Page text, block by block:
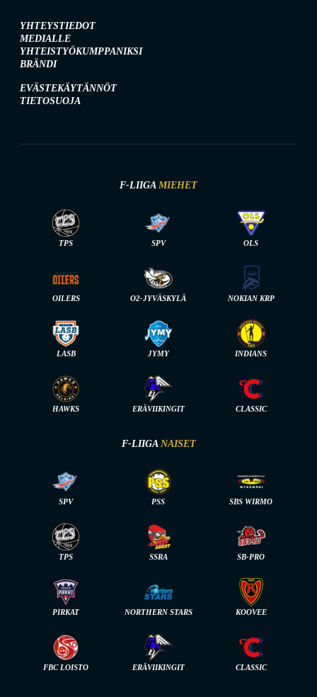
YHTEYSTIEDOT
MEDIALLE
YHTEISTYÖKUMPPANIKSI
BRÄNDI
EVÄSTEKÄYTÄNNÖT
TIETOSUOJA
F-LIIGA MIEHET
TPS SPV OLS
OILERS O2-JYVÄSKYLÄ NOKIAN KRP
LASB JYMY INDIANS
HAWKS ERÄVIIKINGIT CLASSIC
F-LIIGA NAISET
SPV PSS SBS WIRMO
TPS SSRA SB-PRO
PIRKAT NORTHERN STARS KOOVEE
FBC LOISTO ERÄVIIKINGIT CLASSIC